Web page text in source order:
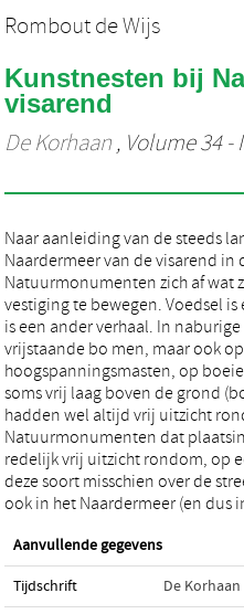
Rombout de Wijs
Kunstnesten bij
visarend
De Korhaan , Volume 34 -
Naar aanleiding van de steeds
Naardermeer van de visarend
Natuurmonumenten zich af wat
vestiging te bewegen. Voedsel
is een ander verhaal. In
vrijstaande bo men, maar ook
hoogspanningsmasten, op
soms vrij laag boven de grond
hadden wel altijd vrij uitzicht
Natuurmonumenten dat
redelijk vrij uitzicht rondom, op
deze soort misschien over de
ook in het Naardermeer (en dus
Aanvullende gegevens
Tijdschrift De Korhaan